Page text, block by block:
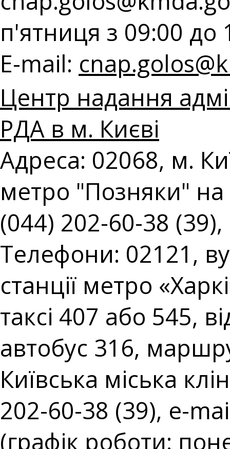
п'ятниця з 09:00 до
E-mail:
Центр надання
РДА в м. Києві
Адреса: 02068, м.
метро "Позняки"
(044) 202-60-38
Телефони: 02121,
станції метро
таксі 407 або 545,
автобус 316,
Київська міська
202-60-38 (39), e-
(графік роботи: